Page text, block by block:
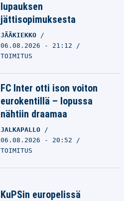
lupauksen
jättisopimuksesta
JÄÄKIEKKO
06.08.2026 - 21:12
TOIMITUS
FC Inter otti ison voiton
eurokentillä – lopussa
nähtiin draamaa
JALKAPALLO
06.08.2026 - 20:52
TOIMITUS
KuPSin europelissä